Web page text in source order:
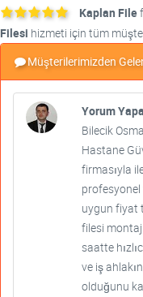
Kaplan File
Filesi hizmeti için tüm
Müşterilerimizden
Yorum
Bilecik
Hastane
firmasıyla
profesyonel
uygun fiyat
filesi
saatte
ve iş
olduğunu